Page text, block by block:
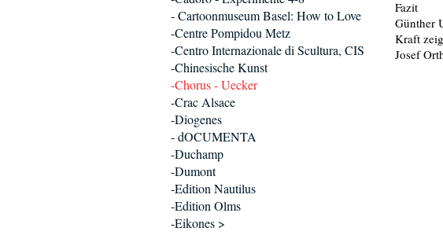
Fazit
Günther
Kraft
Josef
- Cartoonmuseum Basel: How to Love
-Centre Pompidou Metz
-Centro Internazionale di Scultura, CIS
-Chinesische Kunst
-Chorus - Uecker
-Crac Alsace
-Diogenes
- dOCUMENTA
-Duchamp
-Dumont
-Edition Nautilus
-Edition Olms
-Eikones >